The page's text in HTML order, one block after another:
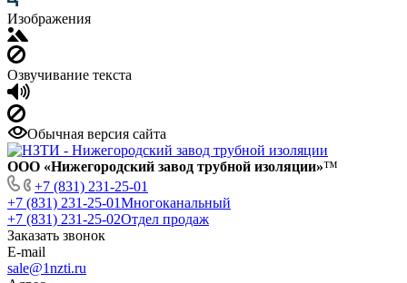
Изображения
Озвучивание текста
Обычная версия сайта
ООО «Нижегородский завод трубной изоляции»™
+7 (831) 231-25-01
+7 (831) 231-25-01Многоканальный
+7 (831) 231-25-02Отдел продаж
Заказать звонок
E-mail
sale@1nzti.ru